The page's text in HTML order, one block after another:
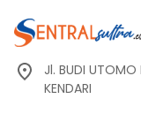
Jl. BUDI UTOMO
KENDARI